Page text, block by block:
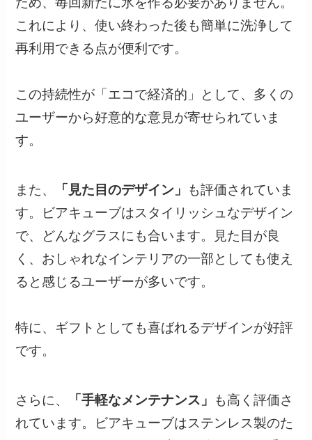
これにより、使い終わった後も簡単に洗浄して
再利用できる点が便利です。
この持続性が「エコで経済的」として、多くの
ユーザーから好意的な意見が寄せられていま
す。
また、 「見た目のデザイン」
も評価されていま
す。ビアキューブはスタイリッシュなデザイン
で、どんなグラスにも合います。見た目が良
く、おしゃれなインテリアの一部としても使え
ると感じるユーザーが多いです。
特に、ギフトとしても喜ばれるデザインが好評
です。
さらに、 「手軽なメンテナンス」
も高く評価さ
れています。ビアキューブはステンレス製のた